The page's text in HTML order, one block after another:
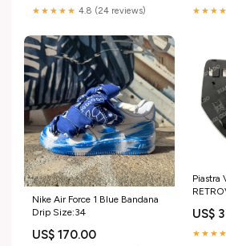
★★★★★ 4.8 (24 reviews)
Nike Air Force 1 Blue Bandana
Drip Size:34
US$ 170.00
Piastra
AUDI
US$